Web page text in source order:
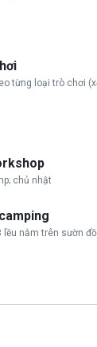
từng loại trò chơi
chủ nhật
lều nằm trên sườn